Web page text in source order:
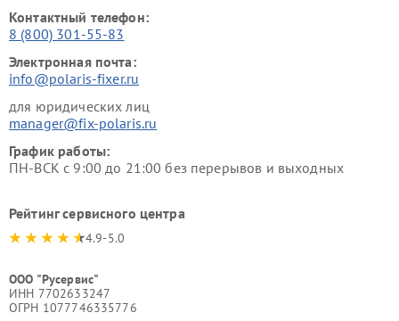
Контактный телефон:
8 (800) 301-55-83
Электронная почта:
info@polaris-fixer.ru
для юридических лиц
manager@fix-polaris.ru
График работы:
ПН-ВСК с 9:00 до 21:00 без перерывов и выходных
Рейтинг сервисного центра
4.9-5.0
ООО "Русервис"
ИНН 7702633247
ОГРН 1077746335776